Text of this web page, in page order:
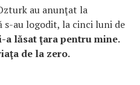
au anunţat la
au logodit, la cinci luni de
a lăsat ţara pentru mine.
de la zero.